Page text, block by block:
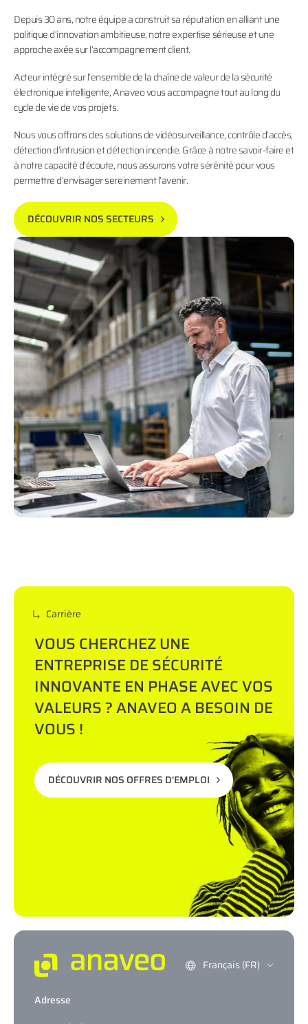
Depuis 30 ans, notre équipe a construit sa réputation en alliant une
politique d’innovation ambitieuse, notre expertise sérieuse et une
approche axée sur l’accompagnement client.
Acteur intégré sur l’ensemble de la chaîne de valeur de la sécurité
électronique intelligente, Anaveo vous accompagne tout au long du
cycle de vie de vos projets.
Nous vous offrons des solutions de vidéosurveillance, contrôle d’accès,
détection d’intrusion et détection incendie. Grâce à notre savoir-faire et
à notre capacité d’écoute, nous assurons votre sérénité pour vous
permettre d’envisager sereinement l’avenir.
DÉCOUVRIR NOS SECTEURS
Carrière
VOUS CHERCHEZ UNE
ENTREPRISE DE SÉCURITÉ
INNOVANTE EN PHASE AVEC VOS
VALEURS ? ANAVEO A BESOIN DE
VOUS !
DÉCOUVRIR NOS OFFRES D'EMPLOI
Français (FR)
Adresse